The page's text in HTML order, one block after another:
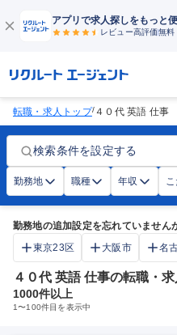
アプリで求人探しをもっと便
レビュー高評価無料
転職・求人トップ/４０代 英語 仕事
検索条件を設定する
勤務地 職種 年収
勤務地の追加設定を忘れていません
東京23区
大阪市 名
４０代 英語 仕事の転職・
1000件以上
1〜100件目を表示中